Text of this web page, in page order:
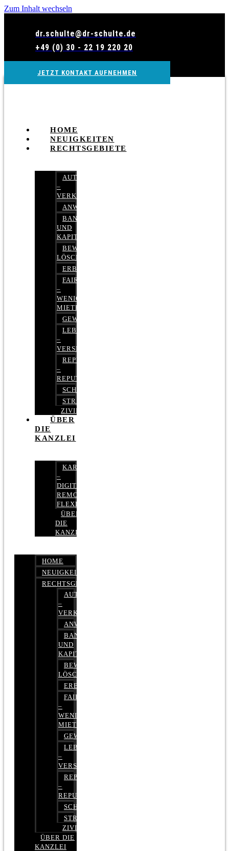
Zum Inhalt wechseln
dr.schulte@dr-schulte.de
+49 (0) 30 - 22 19 220 20
JETZT KONTAKT AUFNEHMEN
HOME
NEUIGKEITEN
RECHTSGEBIETE
AUTOBETRUG
–
VERKEHRSRECHT
ANWALTSHAFTUNGSRECHT
BANK-
UND
KAPITALMARKTRECHT
BEWERTUNGEN
LÖSCHEN
ERBRECHT
FAIRMIETEN
–
WENIGER
MIETE
GEWERBERECHT
LEBENSVERSICHERUNG
–
VERSICHERUNGSRECHT
REPUTATIONSRECHT
–
REPUTATIONSMANAGEMENT
SCHUFARECHT
STRAFRECHT
ZIVILRECHT
ÜBER
DIE
KANZLEI
KARRIERE
–
DIGITAL,
REMOTE,
FLEXIBEL
ÜBER
DIE
KANZLEI
HOME
NEUIGKEITEN
RECHTSGEBIETE
AUTOBETRUG
–
VERKEHRSRECHT
ANWALTSHAFTUNGSRECHT
BANK-
UND
KAPITALMARKTRECHT
BEWERTUNGEN
LÖSCHEN
ERBRECHT
FAIRMIETEN
–
WENIGER
MIETE
GEWERBERECHT
LEBENSVERSICHERUNG
–
VERSICHERUNGSRECHT
REPUTATIONSRECHT
–
REPUTATIONSMANAGEMENT
SCHUFARECHT
STRAFRECHT
ZIVILRECHT
ÜBER DIE
KANZLEI